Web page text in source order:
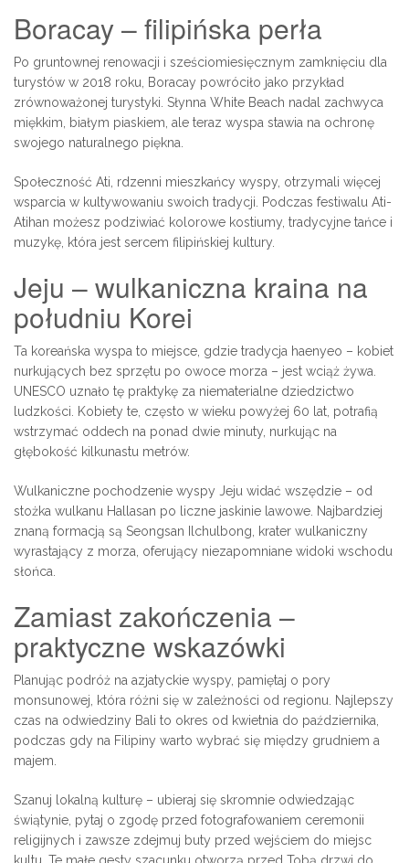
Boracay – filipińska perła
Po gruntownej renowacji i sześciomiesięcznym zamknięciu dla
turystów w 2018 roku, Boracay powróciło jako przykład
zrównoważonej turystyki. Słynna White Beach nadal zachwyca
miękkim, białym piaskiem, ale teraz wyspa stawia na ochronę
swojego naturalnego piękna.
Społeczność Ati, rdzenni mieszkańcy wyspy, otrzymali więcej
wsparcia w kultywowaniu swoich tradycji. Podczas festiwalu Ati-
Atihan możesz podziwiać kolorowe kostiumy, tradycyjne tańce i
muzykę, która jest sercem filipińskiej kultury.
Jeju – wulkaniczna kraina na
południu Korei
Ta koreańska wyspa to miejsce, gdzie tradycja haenyeo – kobiet
nurkujących bez sprzętu po owoce morza – jest wciąż żywa.
UNESCO uznało tę praktykę za niematerialne dziedzictwo
ludzkości. Kobiety te, często w wieku powyżej 60 lat, potrafią
wstrzymać oddech na ponad dwie minuty, nurkując na
głębokość kilkunastu metrów.
Wulkaniczne pochodzenie wyspy Jeju widać wszędzie – od
stożka wulkanu Hallasan po liczne jaskinie lawowe. Najbardziej
znaną formacją są Seongsan Ilchulbong, krater wulkaniczny
wyrastający z morza, oferujący niezapomniane widoki wschodu
słońca.
Zamiast zakończenia –
praktyczne wskazówki
Planując podróż na azjatyckie wyspy, pamiętaj o pory
monsunowej, która różni się w zależności od regionu. Najlepszy
czas na odwiedziny Bali to okres od kwietnia do października,
podczas gdy na Filipiny warto wybrać się między grudniem a
majem.
Szanuj lokalną kulturę – ubieraj się skromnie odwiedzając
świątynie, pytaj o zgodę przed fotografowaniem ceremonii
religijnych i zawsze zdejmuj buty przed wejściem do miejsc